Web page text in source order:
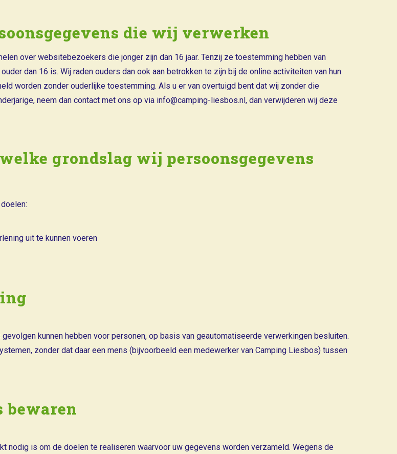
die wij verwerken
over websitebezoekers die jonger zijn dan 16 jaar. Tenzij ze toestemming hebben van
dan 16 is. Wij raden ouders dan ook aan betrokken te zijn bij de online activiteiten van hun
worden zonder ouderlijke toestemming. Als u er van overtuigd bent dat wij zonder die
neem dan contact met ons op via info@camping-liesbos.nl, dan verwijderen wij deze
grondslag wij persoonsgegevens
uit te kunnen voeren
kunnen hebben voor personen, op basis van geautomatiseerde verwerkingen besluiten.
zonder dat daar een mens (bijvoorbeeld een medewerker van Camping Liesbos) tussen
bewaren
nodig is om de doelen te realiseren waarvoor uw gegevens worden verzameld. Wegens de